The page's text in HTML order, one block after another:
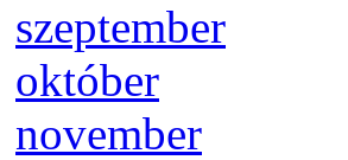
szep­tem­ber
ok­tó­ber
no­vem­ber